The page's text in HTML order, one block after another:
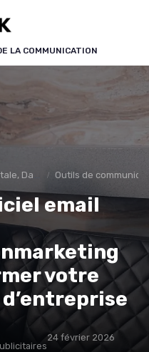
LA COMMUNICATION
& IA Outils de
email
votre
24 février 2026